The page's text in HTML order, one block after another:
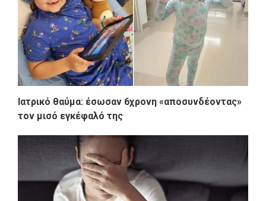
Ιατρικό θαύμα: έσωσαν 6χρονη «αποσυνδέοντας»
τον μισό εγκέφαλό της